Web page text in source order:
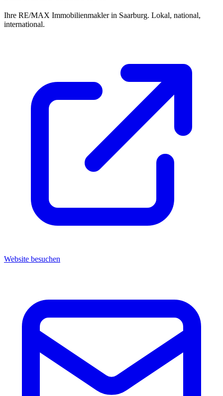
Ihre RE/MAX Immobilienmakler in Saarburg. Lokal, national,
international.
Website besuchen